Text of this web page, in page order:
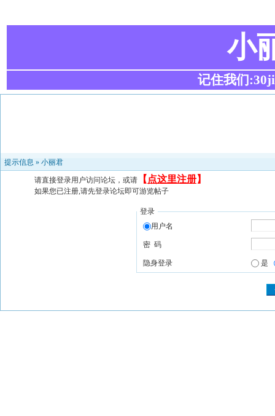
小
记住我们
提示信息 » 小丽君
请直接登录用户访问论坛，或请 【 点这里注册】
如果您已注册,请先登录论坛即可游览帖子
登录
用户名
密 码
隐身登录 是